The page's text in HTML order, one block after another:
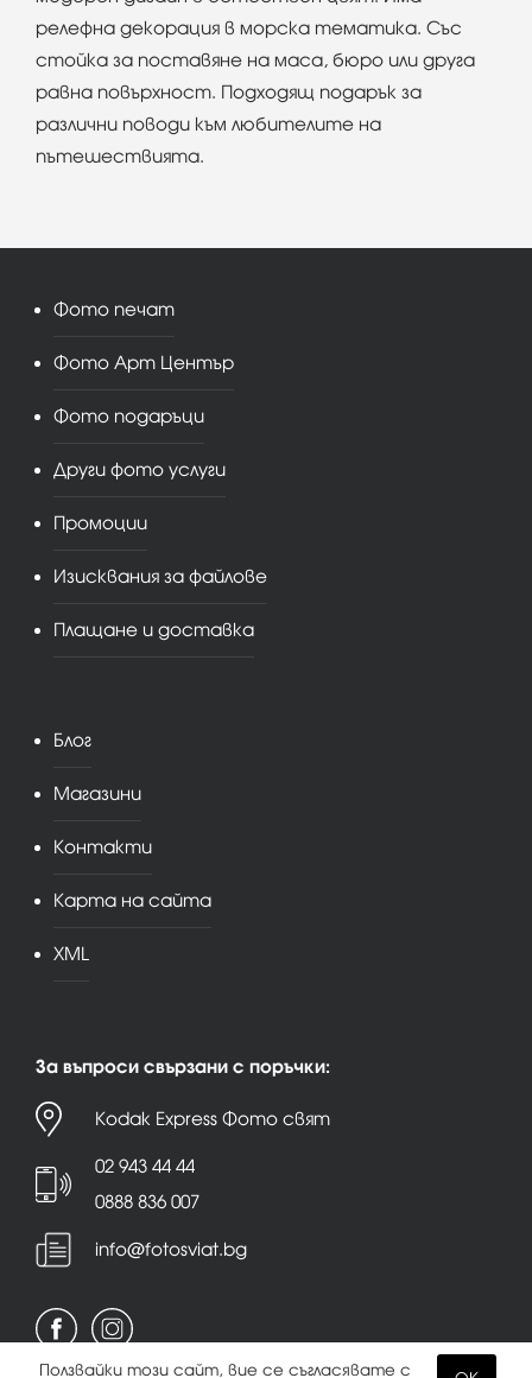
релефна декорация в морска тематика. Със
стойка за поставяне на маса, бюро или друга
равна повърхност. Подходящ подарък за
различни поводи към любителите на
пътешествията.
Фото печат
Фото Арт Център
Фото подаръци
Други фото услуги
Промоции
Изисквания за файлове
Плащане и доставка
Блог
Магазини
Контакти
Карта на сайта
XML
За въпроси свързани с поръчки:
Kodak Express Фото свят
02 943 44 44
0888 836 007
info@fotosviat.bg
Ползвайки този сайт, вие се съгласявате с